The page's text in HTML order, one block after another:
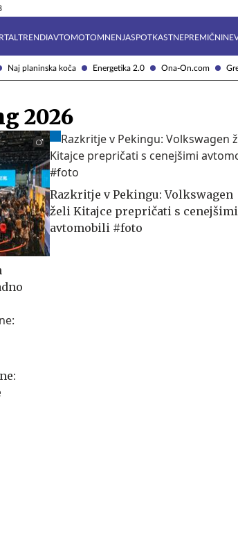
Naj planinska koča Energetika 2.0 Ona-On.com
TRENDIAVTOMOTOMNENJASPOTKASTNEPREMIČNINE
2026
Razkritje v Pekingu: Volkswagen
želi Kitajce prepričati s cenejšimi
avtomobili #foto